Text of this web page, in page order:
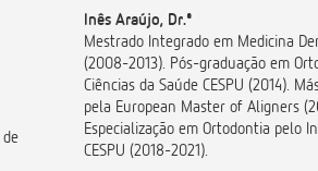
Inês Araújo, Dr.ª
Mestrado Integrado em Medicina
(2008-2013). Pós-graduação em
Ciências da Saúde CESPU (2014).
pela European Master of Aligners
Especialização em Ortodontia pelo
CESPU (2018-2021).